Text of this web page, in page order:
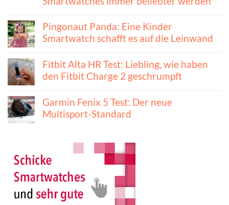
Pingonaut Panda: Eine Kinder
Smartwatch schafft es auf die Leinwand
Fitbit Alta HR Test: Liebling, wie haben
den Fitbit Charge 2 geschrumpft
Garmin Fenix 5 Test: Der neue
Multisport-Standard